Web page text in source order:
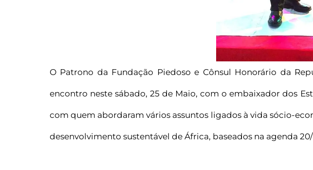
O Patrono da Fundação Piedoso e Cônsul Honorário da
encontro neste sábado, 25 de Maio, com o embaixador dos
com quem abordaram vários assuntos ligados à vida sócio-
desenvolvimento sustentável de África, baseados na agenda